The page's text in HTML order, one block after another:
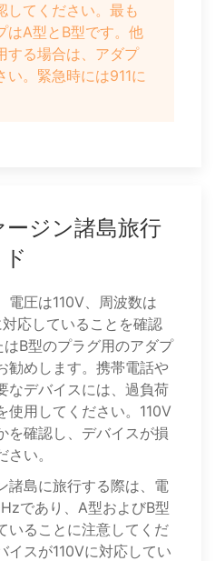
してください。最も
はA型とB型です。他
する場合は、アダプ
い。緊急時には911に
ジン諸島旅行
電圧は110V、周波数は
応していることを確認
B型のプラグ用のアダプ
勧めします。携帯電話や
なデバイスには、過負荷
使用してください。110V
を確認し、デバイスが損
い。
諸島に旅行する際は、電
であり、A型およびB型
いることに注意してくだ
イスが110Vに対応してい